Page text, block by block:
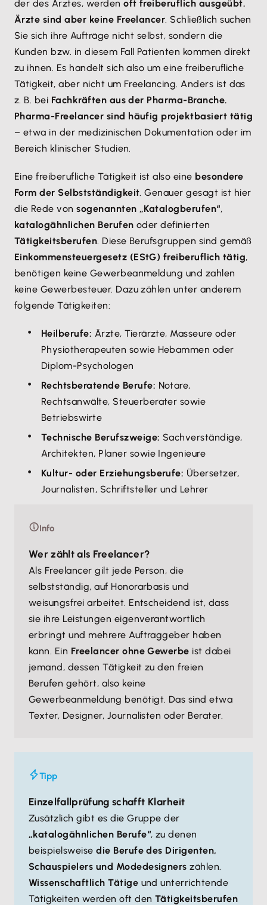
der des Arztes, werdenoft freiberuflich ausgeübt.
Ärzte sind aber keine Freelancer. Schließlich suchen
Sie sich ihre Aufträge nicht selbst, sondern die
Kunden bzw. in diesem Fall Patienten kommen direkt
zu ihnen. Es handelt sich also um eine freiberufliche
Tätigkeit, aber nicht um Freelancing. Anders ist das
z. B. bei Fachkräften aus der Pharma-Branche.
Pharma-Freelancer sind häufig projektbasiert tätig
– etwa in der medizinischen Dokumentation oder im
Bereich klinischer Studien.
Eine freiberufliche Tätigkeit ist also eine besondere
Form der Selbstständigkeit. Genauer gesagt ist hier
die Rede vonsogenannten „Katalogberufen“,
katalogähnlichen Berufen oder definierten
Tätigkeitsberufen. Diese Berufsgruppen sind gemäß
Einkommensteuergesetz (EStG) freiberuflich tätig,
benötigen keine Gewerbeanmeldung und zahlen
keine Gewerbesteuer. Dazu zählen unter anderem
folgende Tätigkeiten:
Heilberufe: Ärzte, Tierärzte, Masseure oder
Physiotherapeuten sowie Hebammen oder
Diplom-Psychologen
Rechtsberatende Berufe: Notare,
Rechtsanwälte, Steuerberater sowie
Betriebswirte
Technische Berufszweige: Sachverständige,
Architekten, Planer sowie Ingenieure
Kultur- oder Erziehungsberufe: Übersetzer,
Journalisten, Schriftsteller und Lehrer
Info
Wer zählt als Freelancer?
Als Freelancer gilt jede Person, die
selbstständig, auf Honorarbasis und
weisungsfrei arbeitet. Entscheidend ist, dass
sie ihre Leistungen eigenverantwortlich
erbringt und mehrere Auftraggeber haben
kann. Ein Freelancer ohne Gewerbe ist dabei
jemand, dessen Tätigkeit zu den freien
Berufen gehört, also keine
Gewerbeanmeldung benötigt. Das sind etwa
Texter, Designer, Journalisten oder Berater.
Tipp
Einzelfallprüfung schafft Klarheit
Zusätzlich gibt es die Gruppe der
„katalogähnlichen Berufe“, zu denen
beispielsweisedie Berufe des Dirigenten,
Schauspielers und Modedesigners zählen.
Wissenschaftlich Tätige und unterrichtende
Tätigkeiten werden oft den Tätigkeitsberufen